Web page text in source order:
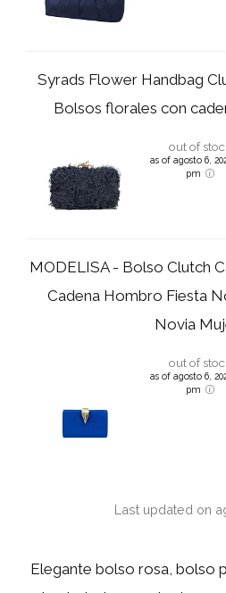
Syrads Flower Handbag
Bolsos florales con
out of
as of agosto 6,
pm
MODELISA - Bolso Clutch
Cadena Hombro Fiesta
Novia
out of
as of agosto 6,
pm
Last updated on
Elegante bolso rosa, bolso